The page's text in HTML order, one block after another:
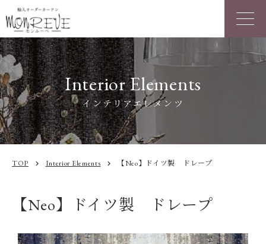
Interior Elements
インテリアエレメンツ
TOP chevron_right Interior Elements chevron_right 【Neo】ドイツ製 ドレープ
【Neo】ドイツ製 ドレープ